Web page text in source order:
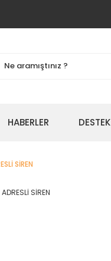
HABERLER DESTEK
SİREN